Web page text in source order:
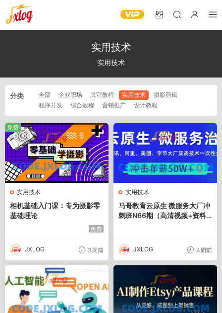
实用技术
实用技术
分类 全部 企业职场 其它教程 实用技术
摄影剪辑
程序开发
综合教程 营销推广 设计教程
实用技术
相机基础入门课：专为摄影零
基础理论
免费
JXLOG 3周前
免费
实用技术
马哥教育云原生 微服务大厂冲
刺班N66期（高清视频+资料
JXLOG 4周前